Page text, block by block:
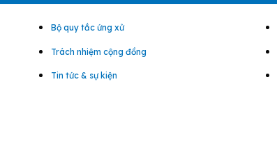
Bộ quy tắc ứng xử
Trách nhiệm cộng đồng
Tin tức & sự kiện